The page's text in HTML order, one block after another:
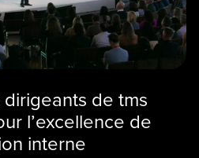
de tms
l’excellence de
interne